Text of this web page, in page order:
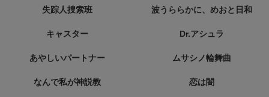
失踪人捜索班 波うららかに、めおと日和
キャスター Dr.アシュラ
あやしいパートナー ムサシノ輪舞曲
なんで私が神説教 恋は闇